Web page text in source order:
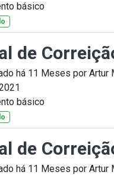
básico
de
há 11 Meses por Artur
básico
de
há 11 Meses por Artur